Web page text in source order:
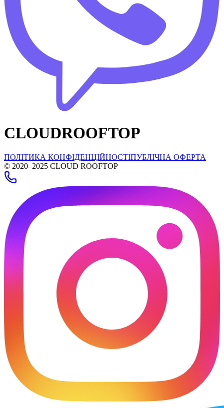
CLOUDROOFTOP
ПОЛІТИКА КОНФІДЕНЦІЙНОСТІПУБЛІЧНА ОФЕРТА
© 2020–2025 CLOUD ROOFTOP